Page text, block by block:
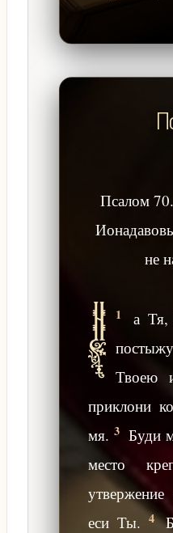
Псалом
не
1
Н
а Тя,
Твоею
приклони
мя.3 Буди
место
еси Ты. 4